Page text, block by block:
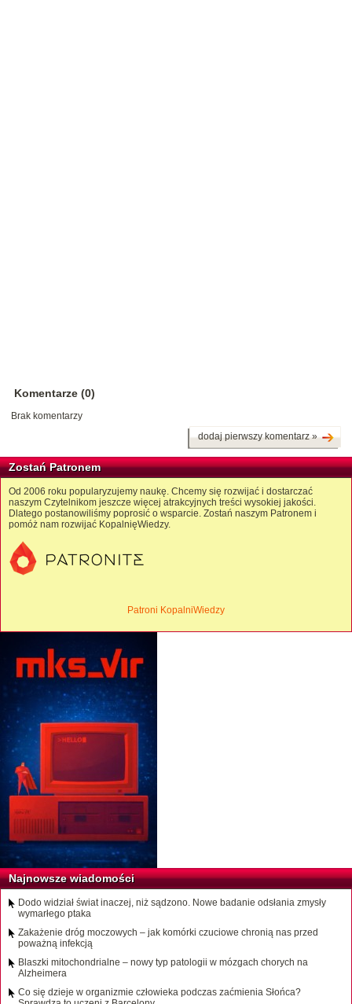
Komentarze (0)
Brak komentarzy
dodaj pierwszy komentarz »
Zostań Patronem
Od 2006 roku popularyzujemy naukę. Chcemy się rozwijać i dostarczać
naszym Czytelnikom jeszcze więcej atrakcyjnych treści wysokiej jakości.
Dlatego postanowiliśmy poprosić o wsparcie. Zostań naszym Patronem i
pomóż nam rozwijać KopalnięWiedzy.
Patroni KopalniWiedzy
Najnowsze wiadomości
Dodo widział świat inaczej, niż sądzono. Nowe badanie odsłania zmysły
wymarłego ptaka
Zakażenie dróg moczowych – jak komórki czuciowe chronią nas przed
poważną infekcją
Blaszki mitochondrialne – nowy typ patologii w mózgach chorych na
Alzheimera
Co się dzieje w organizmie człowieka podczas zaćmienia Słońca?